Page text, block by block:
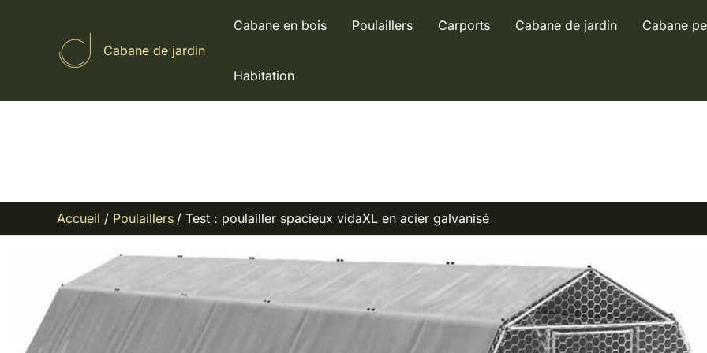
Cabane de jardin
Cabane en bois Poulaillers Carports Cabane de jardin Cabane
Habitation
Accueil Poulaillers Test : poulailler spacieux vidaXL en acier galvanisé